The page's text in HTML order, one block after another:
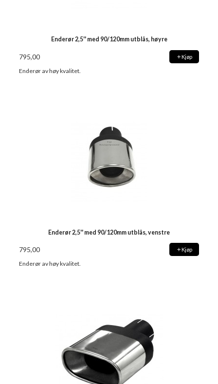
Enderør 2,5'' med 90/120mm utblås, høyre
795,00 Kjøp
Enderør av høy kvalitet.
Enderør 2,5'' med 90/120mm utblås, venstre
795,00 Kjøp
Enderør av høy kvalitet.